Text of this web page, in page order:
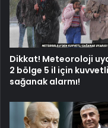
Dikkat! Meteoroloji
2 bölge 5 il için kuvvetli
sağanak alarmı!